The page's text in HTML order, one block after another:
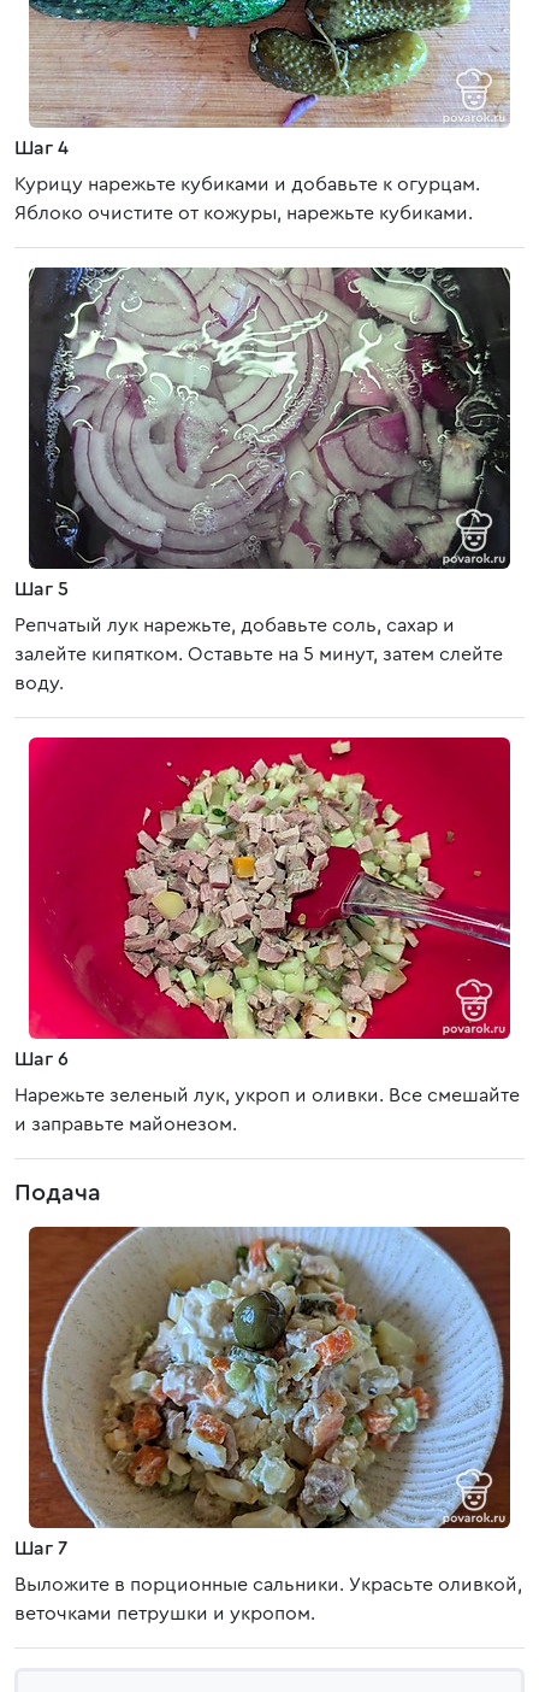
Шаг 4
Курицу нарежьте кубиками и добавьте к огурцам.
Яблоко очистите от кожуры, нарежьте кубиками.
Шаг 5
Репчатый лук нарежьте, добавьте соль, сахар и
залейте кипятком. Оставьте на 5 минут, затем слейте
воду.
Шаг 6
Нарежьте зеленый лук, укроп и оливки. Все смешайте
и заправьте майонезом.
Подача
Шаг 7
Выложите в порционные сальники. Украсьте оливкой,
веточками петрушки и укропом.